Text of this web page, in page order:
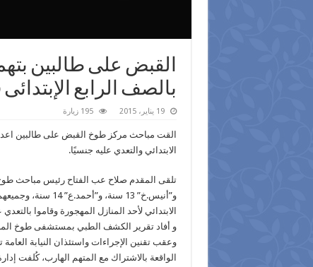
القبض على طالبين
بالصف الرابع الإبتدائى
19 يناير، 2015 195 زيارة
‫القت مباحث مركز طوخ القبض على طالبين
الابتدائي والتعدي عليه جنسيًا.
و”أنيس.خ” 13
الابتدائي لأحد المنازل المهجورة وقاموا
و أفاد تقرير الكشف الطبي بمستشفى طوخ
وعقب تقنين الإجراءات واستئذان النيابة
الواقعة بالاشتراك مع المتهم الهارب، كُلفت